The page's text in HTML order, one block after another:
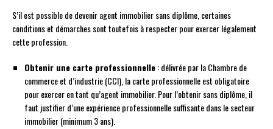
S’il est possible de devenir agent immobilier sans diplôme, certaines
conditions et démarches sont toutefois à respecter pour exercer légalement
cette profession.
Obtenir une carte professionnelle: délivrée par la Chambre de
commerce et d’industrie (CCI), la carte professionnelle est obligatoire
pour exercer en tant qu’agent immobilier. Pour l’obtenir sans diplôme, il
faut justifier d’une expérience professionnelle suffisante dans le secteur
immobilier (minimum 3 ans).